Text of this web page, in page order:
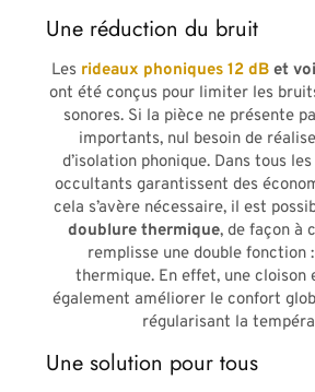
Une réduction du bruit
Les rideaux phoniques 12 dBet
ont été conçus pour limiter les
sonores. Si la pièce ne présente
importants, nul besoin de
d’isolation phonique. Dans tous
occultants garantissent des
cela s’avère nécessaire, il est
doublure thermique, de façon à
remplisse une double fonction
thermique. En effet, une cloison
également améliorer le confort
régularisant la
Une solution pour tous